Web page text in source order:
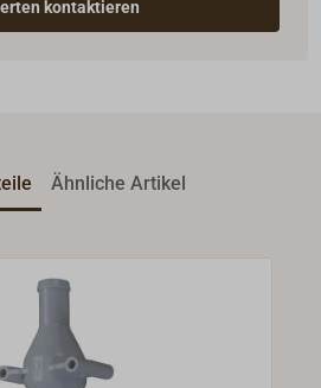
kontaktieren
Ähnliche Artikel